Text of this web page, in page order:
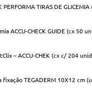
PERFORMA TIRAS DE
ACCU-CHECK GUIDE (cx 50
– ACCU-CHEK (cx c/ 204
fixação TEGADERM 10X12 cm